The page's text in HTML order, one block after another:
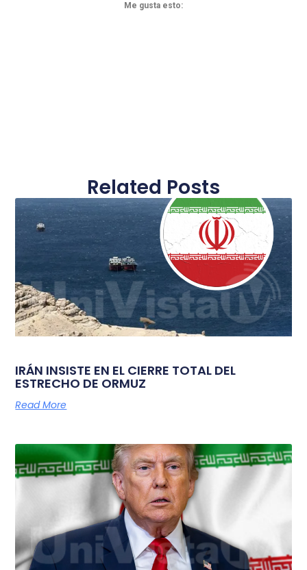
Me gusta esto:
Related Posts
IRÁN INSISTE EN EL CIERRE TOTAL DEL
ESTRECHO DE ORMUZ
Read More